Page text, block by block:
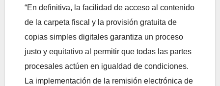
“En definitiva, la facilidad de acceso al contenido
de la carpeta fiscal y la provisión gratuita de
copias simples digitales garantiza un proceso
justo y equitativo al permitir que todas las partes
procesales actúen en igualdad de condiciones.
La implementación de la remisión electrónica de